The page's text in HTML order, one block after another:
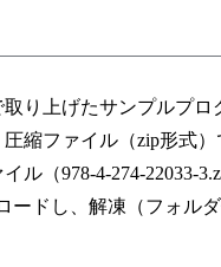
おける深層学習
ットを用いた単語意味
への深層学習の適用
理による自然言語処理
キスト処理
り上げたサンプルプロ
縮ファイル（zip形式）
ル（978-4-274-22033-
ードし、解凍（フォル